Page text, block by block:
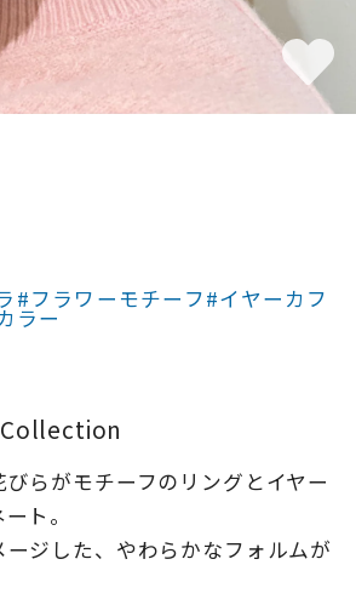
#フラワーモチーフ#イヤーカフ
ラー
Collection
らがモチーフのリングとイヤー
ト。
ジした、やわらかなフォルムが